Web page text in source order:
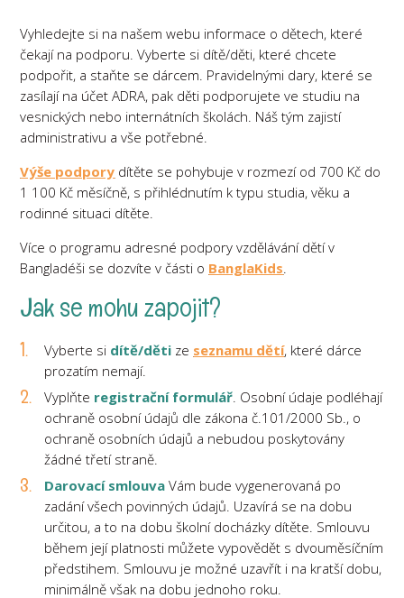
Vyhledejte si na našem webu informace o dětech, které
čekají na podporu. Vyberte si dítě/děti, které chcete
podpořit, a staňte se dárcem. Pravidelnými dary, které se
zasílají na účet ADRA, pak děti podporujete ve studiu na
vesnických nebo internátních školách. Náš tým zajistí
administrativu a vše potřebné.
Výše podpory dítěte se pohybuje v rozmezí od 700 Kč do
1 100 Kč měsíčně, s přihlédnutím k typu studia, věku a
rodinné situaci dítěte.
Více o programu adresné podpory vzdělávání dětí v
Bangladéši se dozvíte v části o BanglaKids.
Jak se mohu zapojit?
Vyberte si dítě/děti ze seznamu dětí, které dárce
prozatím nemají.
Vyplňte registrační formulář. Osobní údaje podléhají
ochraně osobní údajů dle zákona č.101/2000 Sb., o
ochraně osobních údajů a nebudou poskytovány
žádné třetí straně.
Darovací smlouva Vám bude vygenerovaná po
zadání všech povinných údajů. Uzavírá se na dobu
určitou, a to na dobu školní docházky dítěte. Smlouvu
během její platnosti můžete vypovědět s dvouměsíčním
předstihem. Smlouvu je možné uzavřít i na kratší dobu,
minimálně však na dobu jednoho roku.